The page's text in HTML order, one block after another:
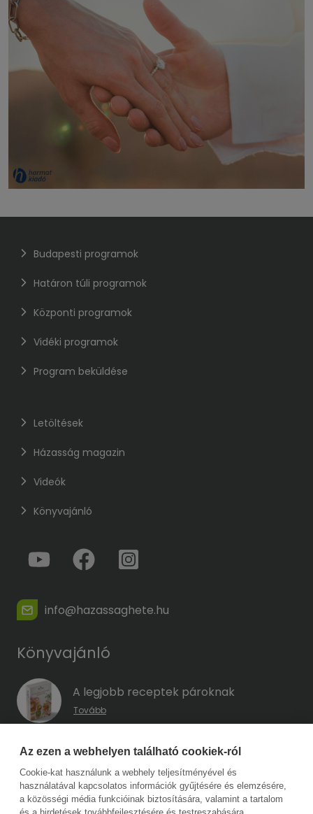
Budapesti programok
Határon túli programok
Központi programok
Vidéki programok
Program beküldése
Letöltések
Házasság magazin
Videók
Könyvajánló
info@hazassaghete.hu
Könyvajánló
A legjobb receptek pároknak
Tovább
A hűség kódja – Hogyan előzd meg a
megcsalást, mielőtt még eszedbe jutott
volna?
Tovább
Az ezen a webhelyen található cookiek-ról
Cookie-kat használunk a webhely teljesítményével és
használatával kapcsolatos információk gyűjtésére és elemzésére,
a közösségi média funkcióinak biztosítására, valamint a tartalom